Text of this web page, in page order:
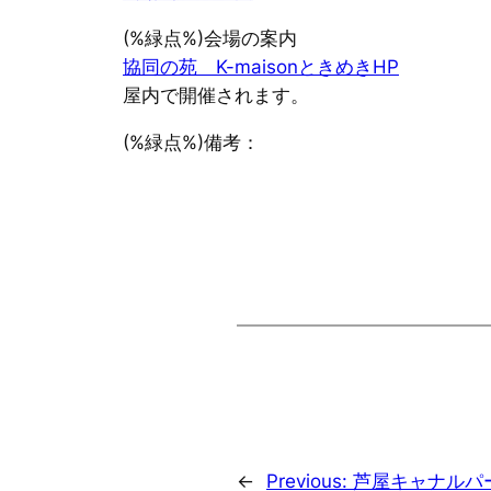
(%緑点%)会場の案内
協同の苑 K-maisonときめきHP
屋内で開催されます。
(%緑点%)備考：
← Previous: 芦屋キャナルパ